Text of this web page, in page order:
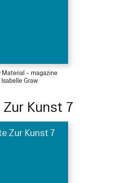
Material – magazine
Isabelle Graw
Kunst 7
Zur Kunst 7